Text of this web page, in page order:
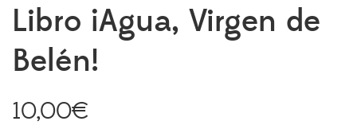
Libro ¡Agua, Virgen de
Belén!
10,00€